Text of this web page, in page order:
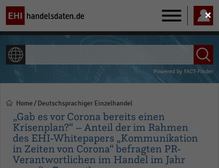
Main
navigation
Powered by FACT-Finder
Pfadnavigation
Home Deutschsprachiger Einzelhandel
„Gab es vor Corona bereits einen
Krisenplan?“ – Anteil der im Rahmen
des EHI-Whitepapers „Kommunikation
in Zeiten von Corona“ befragten PR-
Verantwortlichen im Handel im Jahr